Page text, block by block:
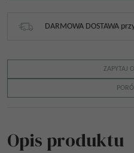
DARMOWA DOSTAWA
ZAPYTAJ
Opis produktu